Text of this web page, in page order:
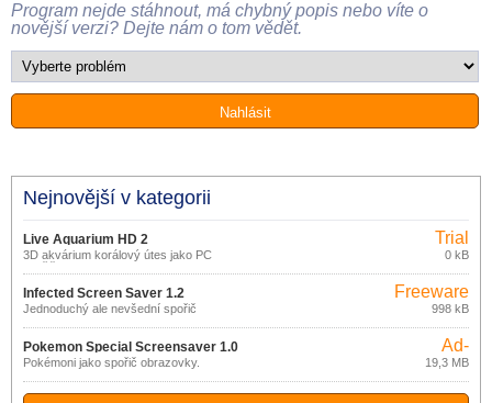
Program nejde stáhnout, má chybný popis nebo víte o
novější verzi? Dejte nám o tom vědět.
Nejnovější v kategorii
Live Aquarium HD 2
3D akvárium korálový útes jako PC
spořič obrazovky
Trial
0 kB
Infected Screen Saver 1.2
Jednoduchý ale nevšední spořič
Freeware
998 kB
Pokemon Special Screensaver 1.0
Pokémoni jako spořič obrazovky.
Ad-
supported
19,3 MB